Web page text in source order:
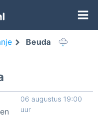
Beuda
06 augustus 19:00
uur